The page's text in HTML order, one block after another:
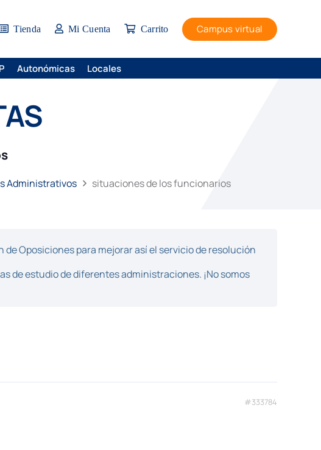
Tienda Mi Cuenta Carrito Campus virtual
Autonómicas Locales
Administrativos situaciones de los funcionarios
de Oposiciones para mejorar así el servicio de resolución
de estudio de diferentes administraciones. ¡No somos
#333784